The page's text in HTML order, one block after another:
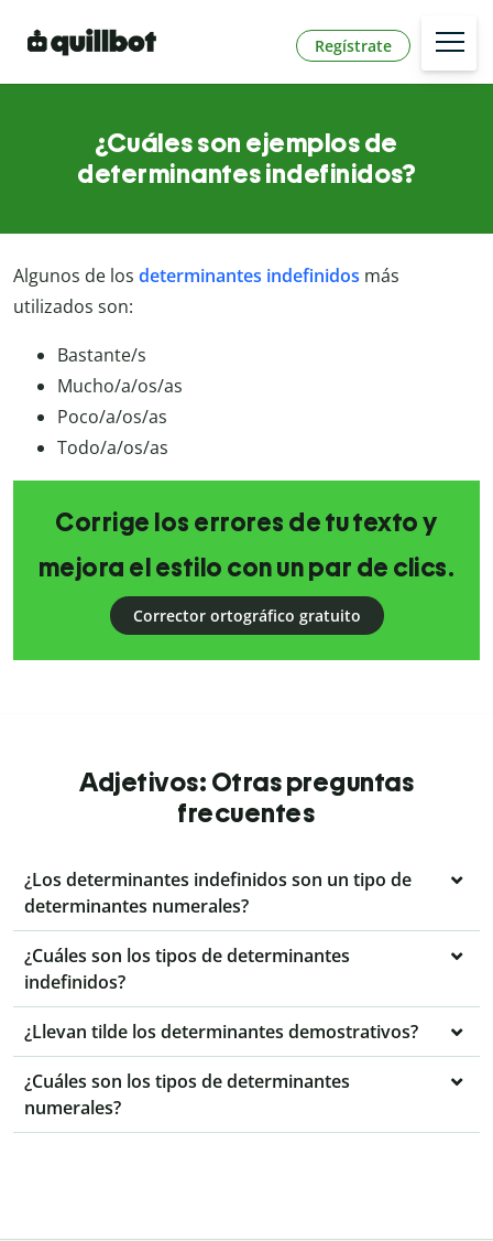
Regístrate
¿Cuáles son ejemplos de
determinantes indefinidos?
Algunos de los determinantes indefinidos más
utilizados son:
Bastante/s
Mucho/a/os/as
Poco/a/os/as
Todo/a/os/as
Corrige los errores de tu texto y
mejora el estilo con un par de clics.
Corrector ortográfico gratuito
Adjetivos: Otras preguntas
frecuentes
¿Los determinantes indefinidos son un tipo de
determinantes numerales?
¿Cuáles son los tipos de determinantes
indefinidos?
¿Llevan tilde los determinantes demostrativos?
¿Cuáles son los tipos de determinantes
numerales?